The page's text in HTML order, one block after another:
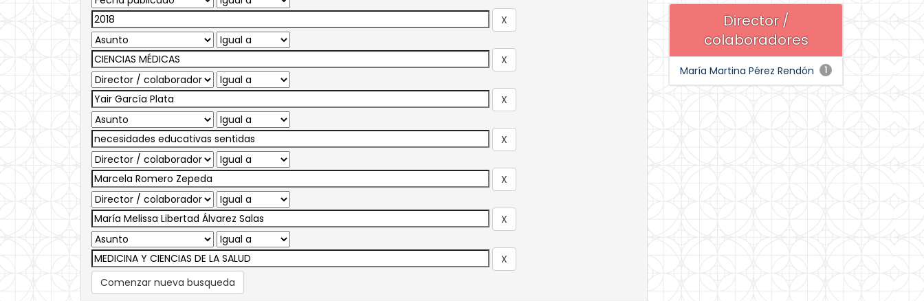
Comenzar nueva busqueda
Director /
colaboradores
1
María Martina Pérez Rendón